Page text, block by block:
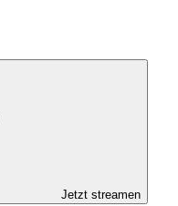
Jetzt streamen